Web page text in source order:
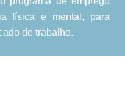
física e mental, para
de trabalho.